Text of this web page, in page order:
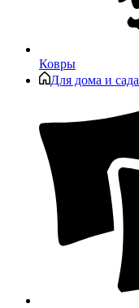
Ковры
Для дома и сада